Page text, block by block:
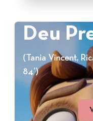
Deu
(Tania Vincent,
84’)